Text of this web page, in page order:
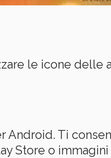
le icone delle
Android. Ti
Store o immagini